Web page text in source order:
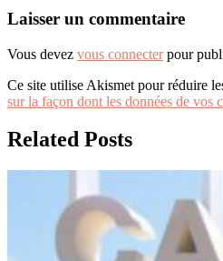
Laisser un commentaire
Vous devez vous connecterpour
Ce site utilise Akismet pour réduire
sur la façon dont les données de vos
Related Posts